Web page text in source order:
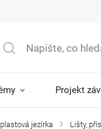
Projekt
jezírka / Lišty,